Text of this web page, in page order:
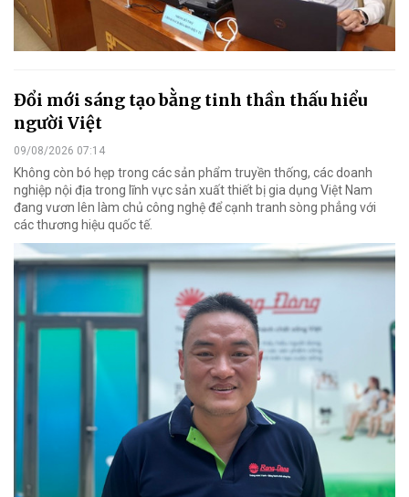
Đổi mới sáng tạo bằng tinh thần thấu hiểu
người Việt
09/08/2026 07:14
Không còn bó hẹp trong các sản phẩm truyền thống, các doanh
nghiệp nội địa trong lĩnh vực sản xuất thiết bị gia dụng Việt Nam
đang vươn lên làm chủ công nghệ để cạnh tranh sòng phẳng với
các thương hiệu quốc tế.